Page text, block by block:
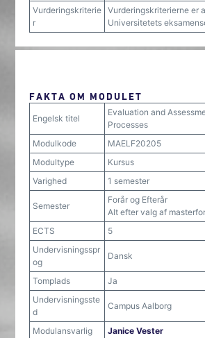
Vurderingskriterie
r
Vurderingskriterierne er
Universitetets
FAKTA OM MODULET
Engelsk titel
Evaluation and
Processes
Modulkode
MAELF20205
Modultype
Kursus
Varighed
1 semester
Semester
Forår og Efterår
Alt efter valg af
ECTS
5
Undervisningsspr
og
Dansk
Tomplads
Ja
Undervisningsste
d
Campus Aalborg
Modulansvarlig
Janice Vester